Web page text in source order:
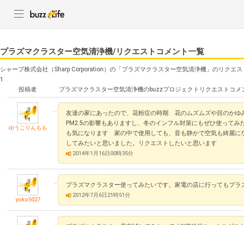
プラズマクラスター空気清浄機/リクエストコメント一覧
シャープ株式会社（Sharp Corporation）の「プラズマクラスター空気清浄機」のリクエス
1
投稿者
プラズマクラスター空気清浄機のbuzzプロジェクトリクエストコメ
ゆうこりんもも
友達の家にあったので、花粉症の時期 花のムズムズや目のかゆ
PM2.5の影響もありますし、冬のインフル対策にもぜひ使って
も気になります 家の中で使用しても、音も静かで空気も綺麗
してみたいと思いました。リクエストしたいと思います
2014年1月16日00時35分
yoko5027
プラズマクラスター使ってみたいです。家電の店に行ってもプラ
2012年7月6日21時51分